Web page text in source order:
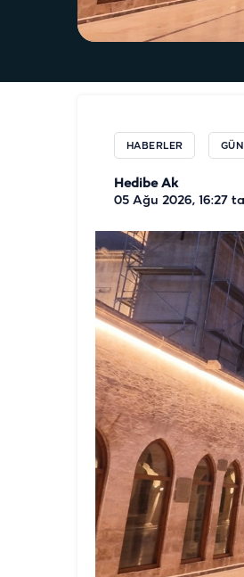
HABERLER
Hedibe Ak
05 Ağu 2026, 16:27